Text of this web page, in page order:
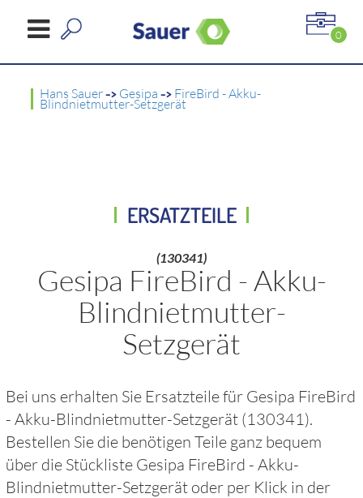
0
Hans Sauer-> Gesipa -> FireBird - Akku-
Blindnietmutter-Setzgerät
ERSATZTEILE
(130341)
Gesipa FireBird - Akku-
Blindnietmutter-
Setzgerät
Bei uns erhalten Sie Ersatzteile für Gesipa FireBird
- Akku-Blindnietmutter-Setzgerät (130341).
Bestellen Sie die benötigen Teile ganz bequem
über die Stückliste Gesipa FireBird - Akku-
Blindnietmutter-Setzgerät oder per Klick in der